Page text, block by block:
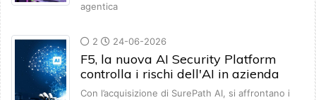
agentica
2 24-06-2026
F5, la nuova AI Security Platform
controlla i rischi dell'AI in azienda
Con l’acquisizione di SurePath AI, si affrontano i